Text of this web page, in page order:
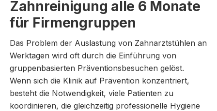
Zahnreinigung alle 6 Monate
für Firmengruppen
Das Problem der Auslastung von Zahnarztstühlen an
Werktagen wird oft durch die Einführung von
gruppenbasierten Präventionsbesuchen gelöst.
Wenn sich die Klinik auf Prävention konzentriert,
besteht die Notwendigkeit, viele Patienten zu
koordinieren, die gleichzeitig professionelle Hygiene